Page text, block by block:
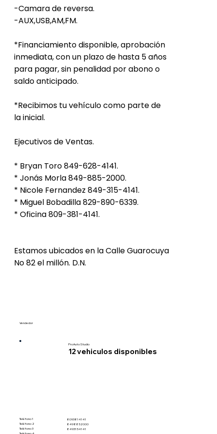
-Camara de reversa.
-AUX,USB,AM,FM.
*Financiamiento disponible, aprobación
inmediata, con un plazo de hasta 5 años
para pagar, sin penalidad por abono o
saldo anticipado.
*Recibimos tu vehículo como parte de
la inicial.
Ejecutivos de Ventas.
* Bryan Toro 849-628-4141.
* Jonás Morla 849-885-2000.
* Nicole Fernandez 849-315-4141.
* Miguel Bobadilla 829-890-6339.
* Oficina 809-381-4141.
Estamos ubicados en la Calle Guarocuya
No 82 el millón. D.N.
Teléfono 1
Teléfono 2
Teléfono 3
8093814141
8498852000
8493154141
Vendedor
ProAuto Studio
12vehiculos disponibles